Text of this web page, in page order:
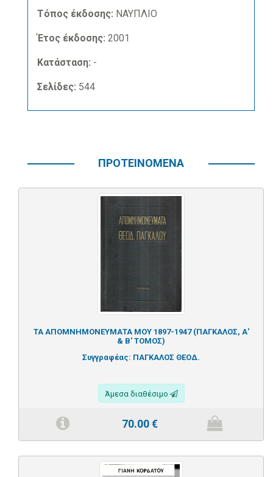
Τόπος έκδοσης: ΝΑΥΠΛΙΟ
Έτος έκδοσης: 2001
Κατάσταση: -
Σελίδες: 544
ΠΡΟΤΕΙΝΟΜΕΝΑ
ΤΑ ΑΠΟΜΝΗΜΟΝΕΥΜΑΤΑ ΜΟΥ 1897-1947 (ΠΑΓΚΑΛΟΣ, Α'
& Β' ΤΟΜΟΣ)
Συγγραφέας: ΠΑΓΚΑΛΟΣ ΘΕΟΔ.
Άμεσα διαθέσιμο
70.00€